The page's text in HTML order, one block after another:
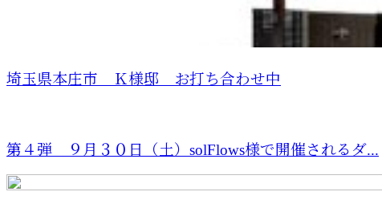
埼玉県本庄市 Ｋ様邸 お打ち合わせ中
第４弾 ９月３０日（土）solFlows様で開催されるダ...